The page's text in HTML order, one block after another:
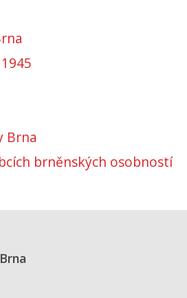
Brna
brněnských osobností